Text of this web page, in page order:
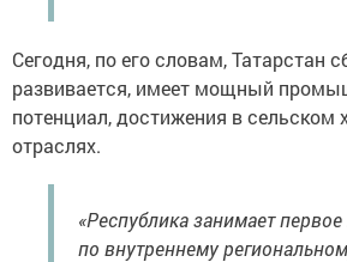
Сегодня, по его словам, Татарстан
развивается, имеет мощный
потенциал, достижения в сельском
отраслях.
«Республика занимает
по внутреннему